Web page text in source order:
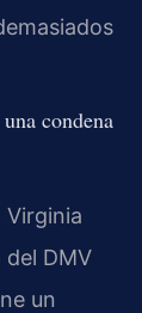
condena
Virginia
del DMV
un